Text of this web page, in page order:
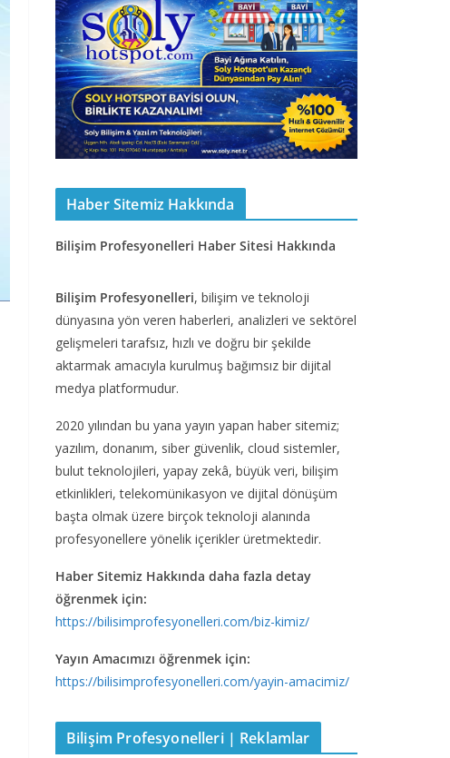
Haber Sitemiz Hakkında
Bilişim Profesyonelleri Haber Sitesi Hakkında
Bilişim Profesyonelleri, bilişim ve teknoloji
dünyasına yön veren haberleri, analizleri ve sektörel
gelişmeleri tarafsız, hızlı ve doğru bir şekilde
aktarmak amacıyla kurulmuş bağımsız bir dijital
medya platformudur.
2020 yılından bu yana yayın yapan haber sitemiz;
yazılım, donanım, siber güvenlik, cloud sistemler,
bulut teknolojileri, yapay zekâ, büyük veri, bilişim
etkinlikleri, telekomünikasyon ve dijital dönüşüm
başta olmak üzere birçok teknoloji alanında
profesyonellere yönelik içerikler üretmektedir.
Haber Sitemiz Hakkında daha fazla detay
öğrenmek için:
https://bilisimprofesyonelleri.com/biz-kimiz/
Yayın Amacımızı öğrenmek için:
https://bilisimprofesyonelleri.com/yayin-amacimiz/
Bilişim Profesyonelleri | Reklamlar